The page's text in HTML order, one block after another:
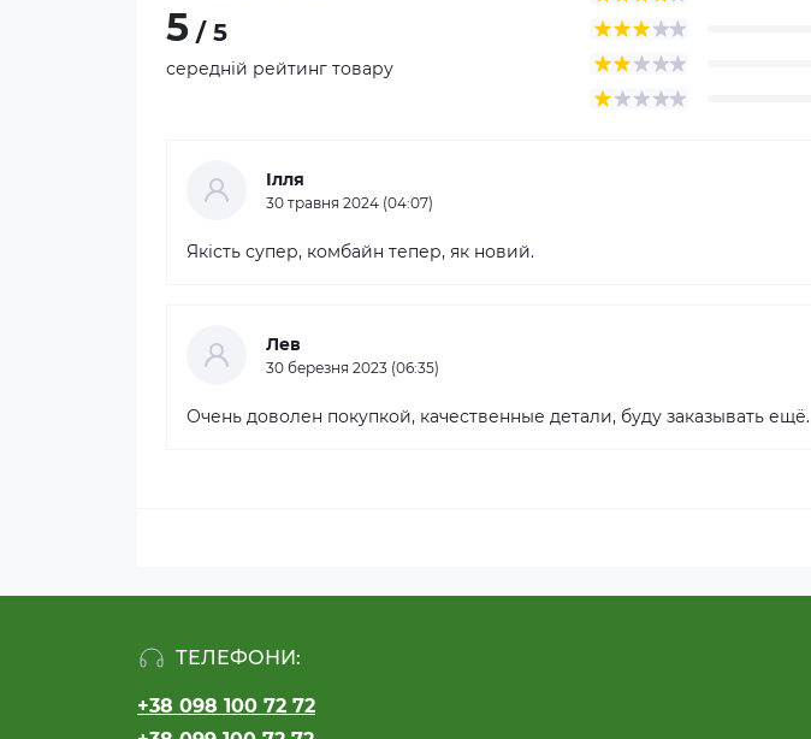
5 / 5
середній рейтинг товару
Ілля
30 травня 2024 (04:07)
Якість супер, комбайн тепер, як новий.
Лев
30 березня 2023 (06:35)
Очень доволен покупкой, качественные детали, буду заказывать ещё.
ТЕЛЕФОНИ:
+38 098 100 72 72